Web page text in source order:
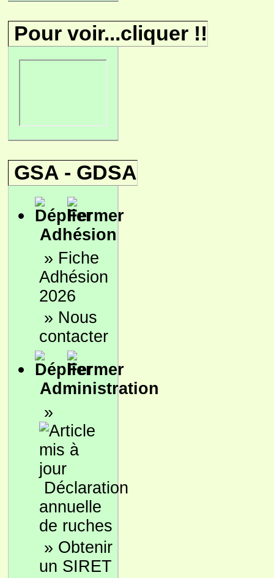
Pour voir...cliquer !!
GSA - GDSA
Adhésion
» Fiche
Adhésion
2026
» Nous
contacter
Administration
»
Déclaration
annuelle
de ruches
» Obtenir
un SIRET